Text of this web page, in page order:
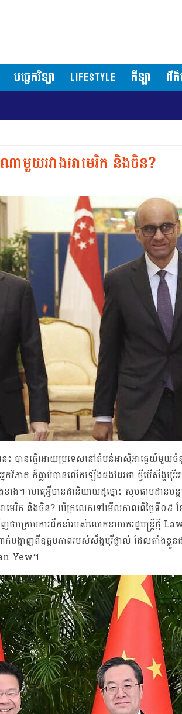
បច្ចេកវិទ្យា LIFESTYLE កីឡា ព័ត៌
ាមួយរវាងអាមេរិក និងចិន?
ះ បានធ្វើអោយប្រទេសនៅតំបន់អាស៊ីអាគ្នេយ៍មួ
ភាគ ក៏ធ្លាប់បានលើកឡើងផងដែរថា ថ្វីបើសឹង្ហបុ
ាង។ ហេតុអ្វីបានជានិយាយដូច្នោះ សូមតាមដាន
មេរិក និងចិន? បើក្រលេកទៅមើលកាលពីថ្ងៃទី០៩
រោមការដឹកនាំរ​​​បស់លោកនាយករដ្ឋមន្រ្តីថ្មី
បង្ហាញពីឧត្តមភាពរបស់សឹង្ហបុរីផ្ទាល់ ដែលតាំងខ្
Yew។